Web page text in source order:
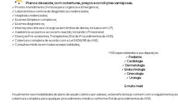
Planos de saúde, com coberturas, preços e condições vantajosas.
✓ Pronto Atendimento 24 horas para Urgência e Emergência;
✓ Laboratórios e centros de diagnósticos credenciados;
✓ Hospitais credenciados;
✓ Exames Simples e complexos;
✓ Exames diagnósticos;
✓ Internações clínicas e cirúrgicas sem limites de diárias, inclusive em UTI;
✓ Assistência ao parto e ao recém-nascido, incluindo UTI neonatal;
✓ Doenças Pré-existentes, Transplantes (Rol de Procedimentos da ANS)
✓ Cobertura completa de acordo com a Lei 9.656/98 da ANS;
✓ Consultas médicas em todas as especialidades;
+100 especialidades à sua disposição
✓ Pediatria
✓ Cardiologia
✓ Dermatologia
✓ Endocrinologia
✓ Ginecologia
✓ Urologia
E muito mais!
Atualmente nas modalidades de plano de saúde coletivo por adesão, os beneficiários já contam com a
cobertura completa para qualquer procedimento médico conformeRol de procedimentos da ANS.